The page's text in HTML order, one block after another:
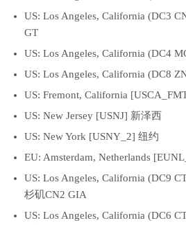
US: Los Angeles, California (DC3
GT
US: Los Angeles, California (DC4
US: Los Angeles, California (DC8
US: Fremont, California
US: New Jersey [USNJ] 新泽西
US: New York [USNY_2] 纽约
EU: Amsterdam, Netherlands
US: Los Angeles, California (DC9
杉矶CN2 GIA
US: Los Angeles, California (DC6